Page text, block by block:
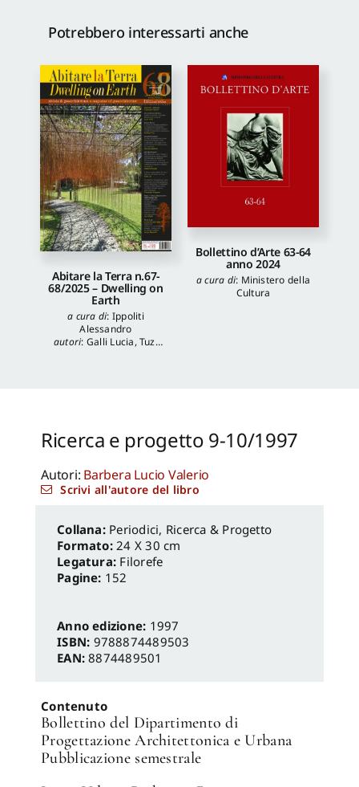
Potrebbero interessarti anche
Abitare la Terra n.67-
68/2025 – Dwelling on
Earth
a cura di: Ippoliti
Alessandro
autori: Galli Lucia,Tuzi
Bollettino d’Arte 63-64
anno 2024
a cura di: Ministero della
Cultura
Ricerca e progetto 9-10/1997
Autori: Barbera Lucio Valerio
Scrivi all'autore del libro
Periodici, Ricerca & Progetto
Formato:24 X 30 cm
Legatura: Filorefe
Pagine: 152
Anno edizione: 1997
ISBN: 9788874489503
EAN:8874489501
Contenuto
Bollettino del Dipartimento di
Progettazione Architettonica e Urbana
Pubblicazione semestrale